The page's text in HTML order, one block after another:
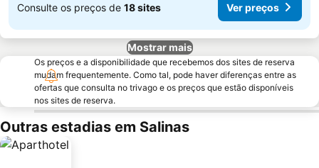
Consulte os preços de 18 sites Ver preços
Mostrar mais
Os preços e a disponibilidade que recebemos dos sites de reserva
mudam frequentemente. Como tal, pode haver diferenças entre as
ofertas que consulta no trivago e os preços que estão disponíveis
nos sites de reserva.
Outras estadias em Salinas